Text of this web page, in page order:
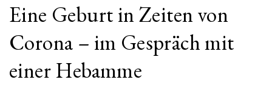
Eine Geburt in Zeiten von
Corona – im Gespräch mit
einer Hebamme